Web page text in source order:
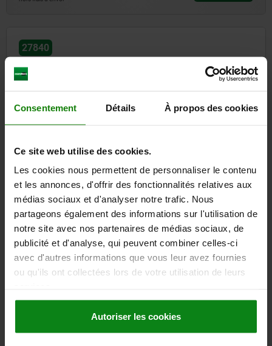
Consentement Détails À propos des cookies
Ce site web utilise des cookies.
Les cookies nous permettent de personnaliser le contenu
et les annonces, d'offrir des fonctionnalités relatives aux
médias sociaux et d'analyser notre trafic. Nous
partageons également des informations sur l'utilisation de
notre site avec nos partenaires de médias sociaux, de
publicité et d'analyse, qui peuvent combiner celles-ci
avec d'autres informations que vous leur avez fournies
ou qu'ils ont collectées lors de votre utilisation de leurs
Autoriser les cookies
27840
Pied de montage réglable pour profil aluminium
à partir de8,30 €
hors TVA
DÉTAILS
27841